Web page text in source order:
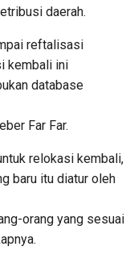
daerah.
reftalisasi
kembali ini
database
Far Far.
relokasi kembali,
baru itu diatur oleh
orang yang sesuai